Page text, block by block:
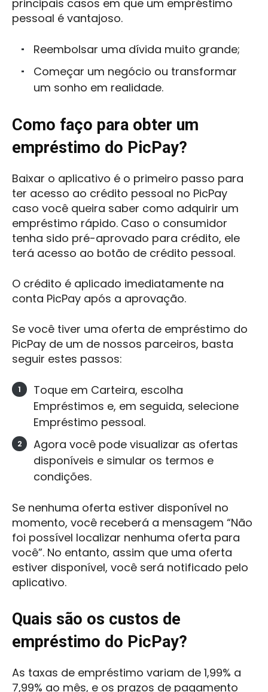
principais casos em que um empréstimo
pessoal é vantajoso.
Reembolsar uma dívida muito grande;
Começar um negócio ou transformar
um sonho em realidade.
Como faço para obter um
empréstimo do PicPay?
Baixar o aplicativo é o primeiro passo para
ter acesso ao crédito pessoal no PicPay
caso você queira saber como adquirir um
empréstimo rápido. Caso o consumidor
tenha sido pré-aprovado para crédito, ele
terá acesso ao botão de crédito pessoal.
O crédito é aplicado imediatamente na
conta PicPay após a aprovação.
Se você tiver uma oferta de empréstimo do
PicPay de um de nossos parceiros, basta
seguir estes passos:
Toque em Carteira, escolha
Empréstimos e, em seguida, selecione
Empréstimo pessoal.
Agora você pode visualizar as ofertas
disponíveis e simular os termos e
condições.
Se nenhuma oferta estiver disponível no
momento, você receberá a mensagem “Não
foi possível localizar nenhuma oferta para
você”. No entanto, assim que uma oferta
estiver disponível, você será notificado pelo
aplicativo.
Quais são os custos de
empréstimo do PicPay?
As taxas de empréstimo variam de 1,99% a
7,99% ao mês, e os prazos de pagamento